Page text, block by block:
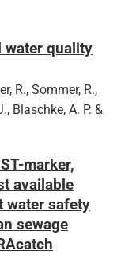
water quality
R., Sommer, R.,
Blaschke, A. P. &
marker,
available
water safety
sewage